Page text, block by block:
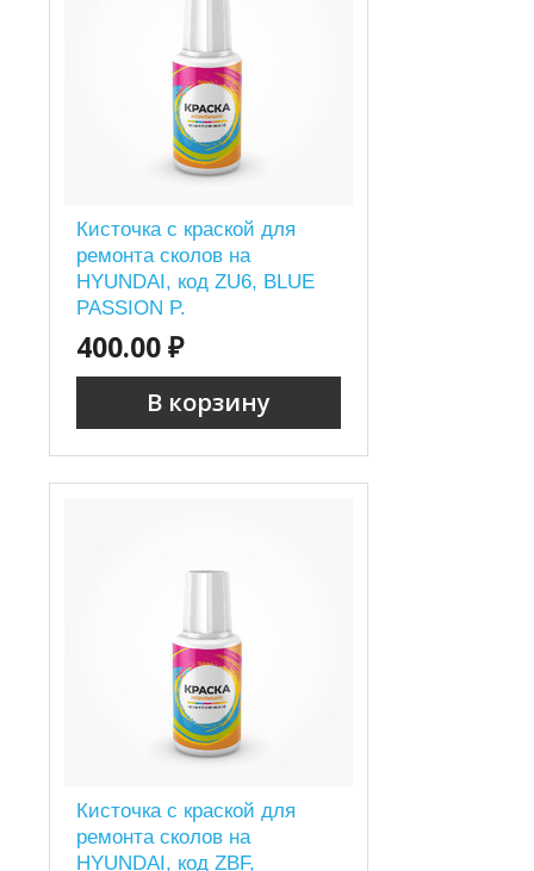
Кисточка с краской для
ремонта сколов на
HYUNDAI, код ZU6, BLUE
PASSION P.
400.00 ₽
В корзину
Кисточка с краской для
ремонта сколов на
HYUNDAI, код ZBF,